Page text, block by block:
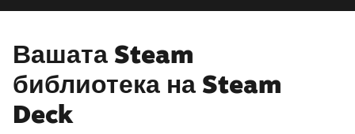
Вашата Steam
библиотека на Steam
Deck